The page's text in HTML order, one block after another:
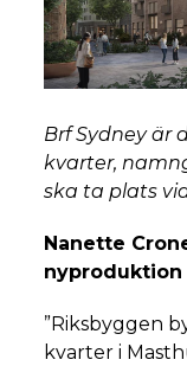
Brf Sydney är
kvarter,
ska ta plats
Nanette
nyproduktion
”Riksbyggen
kvarter i